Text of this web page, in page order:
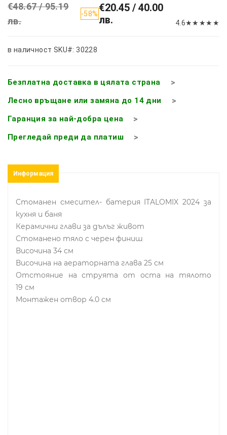
€48.67 / 95.19
лв.
-58%€20.45 / 40.00
лв.
4.6★★ ★★ ★
в наличност SKU#: 30228
Безплатна доставка в цялата страна
Лесно връщане или замяна до 14 дни
Гаранция за най-добра цена
Прегледай преди да платиш
Информация
Стоманен смесител- батерия ITALOMIX 2024 за
кухня и баня
Керамични глави за дълъг живот
Стоманено тяло с черен финиш
Височина 34 см
Височина на аераторната глава 25 см
Отстояние на струята от оста на тялото
19 см
Монтажен отвор 4.0 см